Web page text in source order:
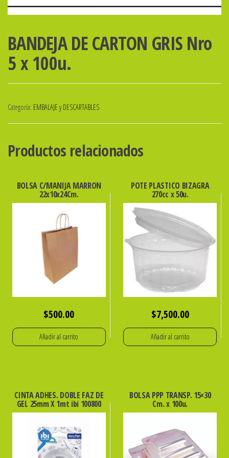
BANDEJA DE CARTON GRIS Nro
5 x 100u.
Categoría: EMBALAJE y DESCARTABLES
Productos relacionados
BOLSA C/MANIJA MARRON
22x10x24Cm.
$500.00
Añadir al carrito
POTE PLASTICO BIZAGRA
270cc x 50u.
$7,500.00
Añadir al carrito
CINTA ADHES. DOBLE FAZ DE
GEL 25mm X 1mt ibi 100800
BOLSA PPP TRANSP. 15×30
Cm. x 100u.